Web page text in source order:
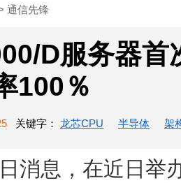
通信先锋
D服务器
100％
关键字： 龙芯CPU 半导体 架
消息，在近日举